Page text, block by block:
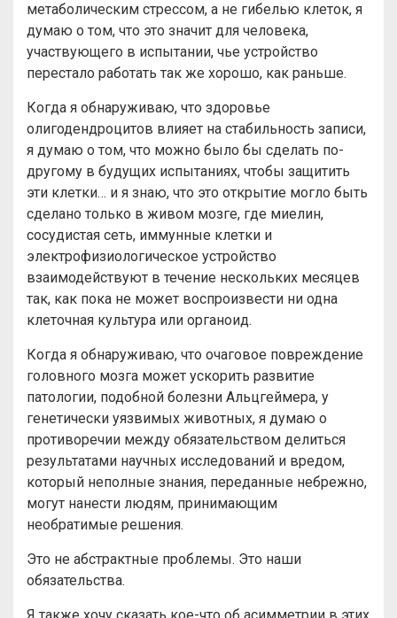
метаболическим стрессом, а не гибелью клеток, я
думаю о том, что это значит для человека,
участвующего в испытании, чье устройство
перестало работать так же хорошо, как раньше.
Когда я обнаруживаю, что здоровье
олигодендроцитов влияет на стабильность записи,
я думаю о том, что можно было бы сделать по-
другому в будущих испытаниях, чтобы защитить
эти клетки… и я знаю, что это открытие могло быть
сделано только в живом мозге, где миелин,
сосудистая сеть, иммунные клетки и
электрофизиологическое устройство
взаимодействуют в течение нескольких месяцев
так, как пока не может воспроизвести ни одна
клеточная культура или органоид.
Когда я обнаруживаю, что очаговое повреждение
головного мозга может ускорить развитие
патологии, подобной болезни Альцгеймера, у
генетически уязвимых животных, я думаю о
противоречии между обязательством делиться
результатами научных исследований и вредом,
который неполные знания, переданные небрежно,
могут нанести людям, принимающим
необратимые решения.
Это не абстрактные проблемы. Это наши
обязательства.